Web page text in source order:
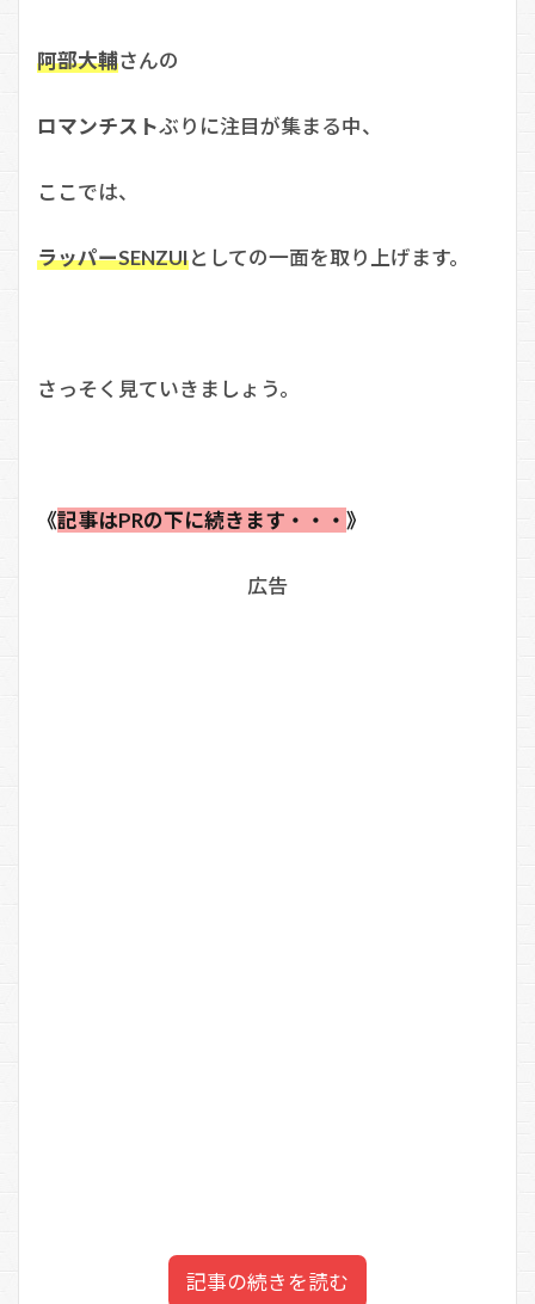
阿部大輔さんの
ロマンチストぶりに注目が集まる中、
ここでは、
ラッパーSENZUIとしての一面を取り上げます。
さっそく見ていきましょう。
《記事はPRの下に続きます・・・ 》
広告
記事の続きを読む